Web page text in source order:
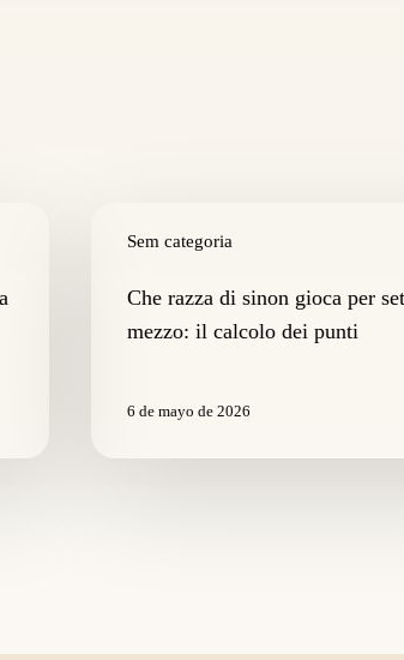
Sem categoria
razza
sinonChe razza di sinon gioca per
mezzo: il calcolo dei punti
6 de mayo de 2026